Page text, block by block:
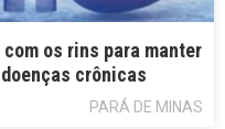
os rins para manter
crônicas
PARÁ DE MINAS